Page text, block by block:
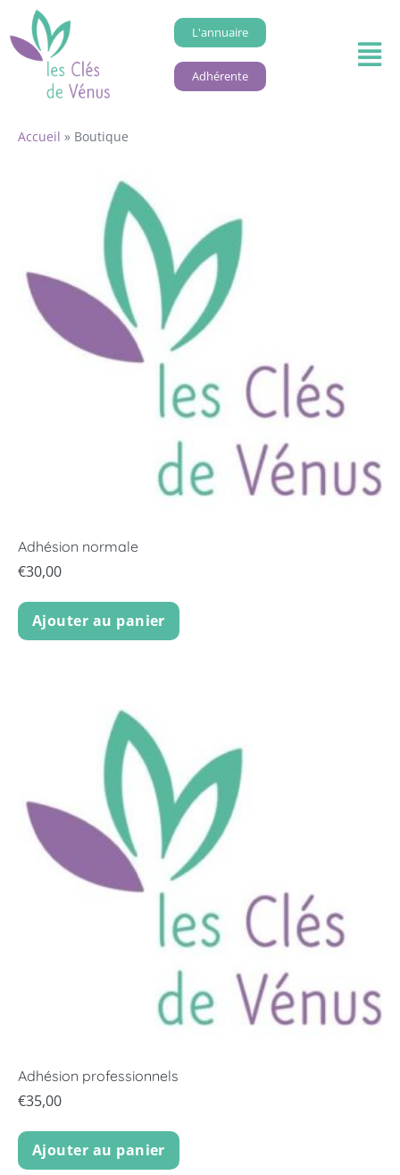
L'annuaire
Adhérente
Accueil » Boutique
Adhésion normale
€30,00
Ajouter au panier
Adhésion professionnels
€35,00
Ajouter au panier